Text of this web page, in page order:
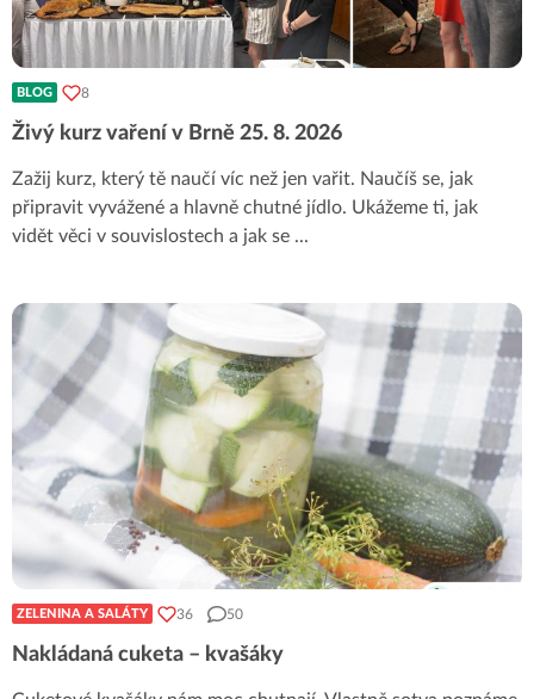
BLOG 8
Živý kurz vaření v Brně 25. 8. 2026
Zažij kurz, který tě naučí víc než jen vařit. Naučíš se, jak
připravit vyvážené a hlavně chutné jídlo. Ukážeme ti, jak
vidět věci v souvislostech a jak se ...
ZELENINA A SALÁTY 36 50
Nakládaná cuketa – kvašáky